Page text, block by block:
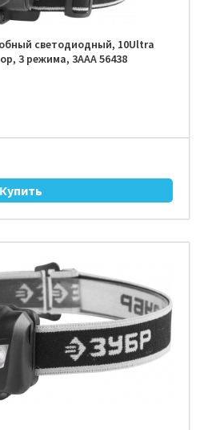
светодиодный, 10Ultra
3 режима, 3ААА 56438